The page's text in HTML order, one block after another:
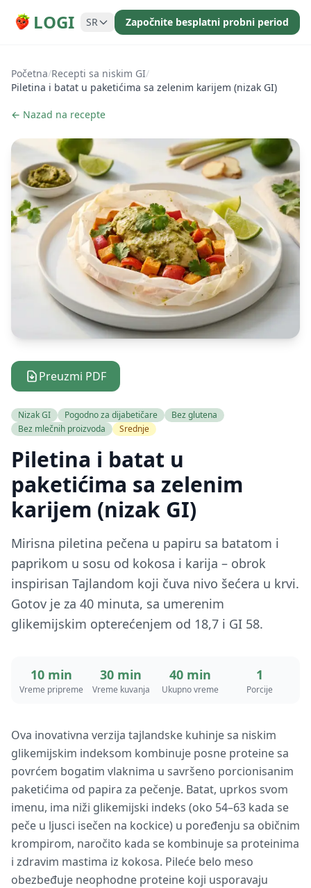
LOGI SR Započnite besplatni probni period
Početna/Recepti sa niskim GI/
Piletina i batat u paketićima sa zelenim karijem (nizak GI)
← Nazad na recepte
Preuzmi PDF
Nizak GI Pogodno za dijabetičare
Bez glutena
Bez mlečnih proizvoda
Srednje
Piletina i batat u
paketićima sa zelenim
karijem (nizak GI)
Mirisna piletina pečena u papiru sa batatom i
paprikom u sosu od kokosa i karija – obrok
inspirisan Tajlandom koji čuva nivo šećera u krvi.
Gotov je za 40 minuta, sa umerenim
glikemijskim opterećenjem od 18,7 i GI 58.
10 min
Vreme pripreme
30 min
Vreme kuvanja
40 min
Ukupno vreme
1
Porcije
Ova inovativna verzija tajlandske kuhinje sa niskim
glikemijskim indeksom kombinuje posne proteine sa
povrćem bogatim vlaknima u savršeno porcionisanim
paketićima od papira za pečenje. Batat, uprkos svom
imenu, ima niži glikemijski indeks (oko 54–63 kada se
peče u ljusci isečen na kockice) u poređenju sa običnim
krompirom, naročito kada se kombinuje sa proteinima
i zdravim mastima iz kokosa. Pileće belo meso
obezbeđuje neophodne proteine koji usporavaju